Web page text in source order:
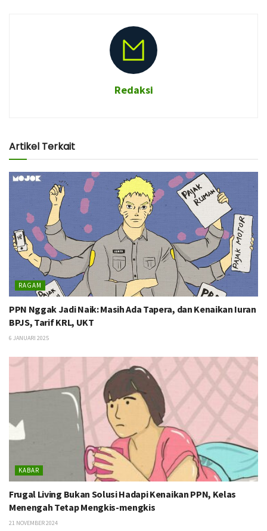
Redaksi
Artikel Terkait
RAGAM
PPN Nggak Jadi Naik: Masih Ada Tapera, dan Kenaikan Iuran
BPJS, Tarif KRL, UKT
6 JANUARI 2025
KABAR
Frugal Living Bukan Solusi Hadapi Kenaikan PPN, Kelas
Menengah Tetap Mengkis-mengkis
21 NOVEMBER 2024